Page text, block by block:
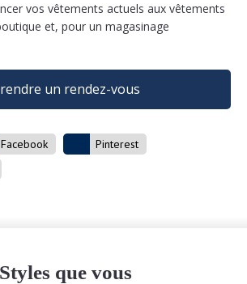
vos vêtements actuels aux vêtements
et, pour un magasinage
un rendez-vous
Facebook
Pinterest
Styles que vous